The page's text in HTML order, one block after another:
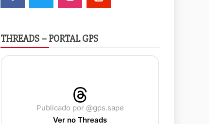
THREADS – PORTAL GPS
Publicado por @gps.sape
Ver no Threads